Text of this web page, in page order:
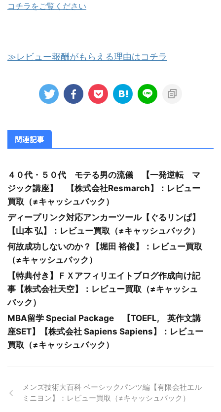
コチラをご覧ください
≫レビュー報酬がもらえる理由はコチラ
関連記事
４０代・５０代 モテる男の流儀 【一発逆転 マ
ジック講座】 【株式会社Resmarch】：レビュー
買取（≠キャッシュバック）
ディープリンク対応アンカーツール【ぐるリンぱ】
【山本 弘】：レビュー買取（≠キャッシュバック）
何故成功しないのか？【堀田 裕俊】：レビュー買取
（≠キャッシュバック）
【特典付き】ＦＸアフィリエイトブログ作成向け記
事【株式会社天空】：レビュー買取（≠キャッシュ
バック）
MBA留学 Special Package 【TOEFL, 英作文講
座SET】【株式会社 Sapiens Sapiens】：レビュー
買取（≠キャッシュバック）
メンズ技術大百科 ベーシックパンツ編【有限会社エル
ミニヨン】：レビュー買取（≠キャッシュバック）